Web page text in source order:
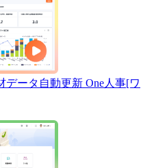
データ自動更新 One人事[ワ